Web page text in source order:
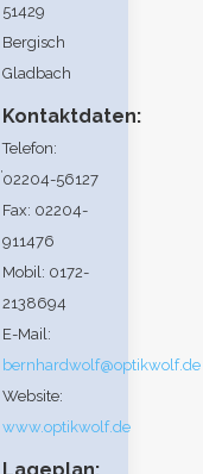
51429
Bergisch
Gladbach
Kontaktdaten:
Telefon:
02204-56127
Fax: 02204-
911476
Mobil: 0172-
2138694
E-Mail:
bernhardwolf@optikwolf.de
Website:
www.optikwolf.de
Lageplan: